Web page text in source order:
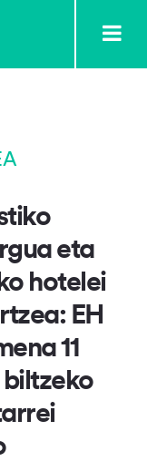
eta
hotelei
EH
11